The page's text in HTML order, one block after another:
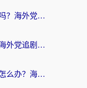
在国外能正常使用国内软件吗？海外党亲测有效的无缝访问指南
哔哩哔哩在国外怎么看番？海外党追剧看片的终极解决方案
在国外想看爱奇艺版权限制怎么办？海外华人必看的追剧自由指南